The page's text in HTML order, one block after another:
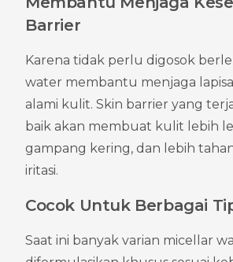
Barrier
Karena tidak perlu digosok
water membantu menjaga
alami kulit. Skin barrier yang
baik akan membuat kulit lebih
gampang kering, dan lebih
iritasi.
Cocok Untuk Berbagai
Saat ini banyak varian micellar